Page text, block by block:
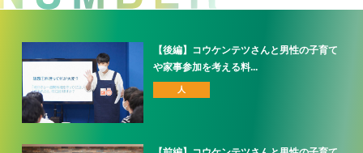
【後編】コウケンテツさんと男性の子育て
や家事参加を考える料...
人